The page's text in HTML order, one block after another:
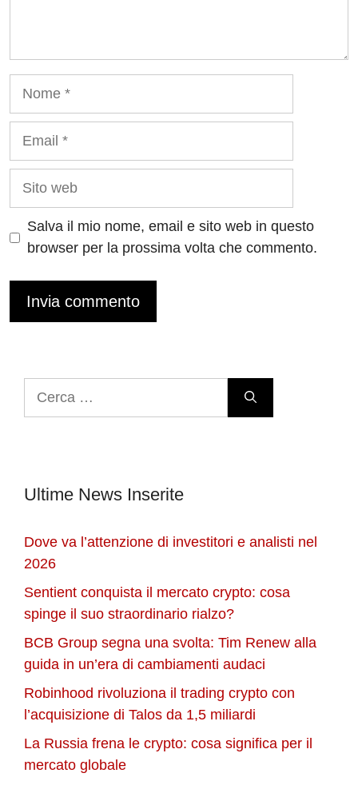
Sito
Salva il mio nome, email e sito web in questo
browser per la prossima volta che commento.
Ultime News Inserite
Dove va l’attenzione di investitori e analisti nel
2026
Sentient conquista il mercato crypto: cosa
spinge il suo straordinario rialzo?
BCB Group segna una svolta: Tim Renew alla
guida in un’era di cambiamenti audaci
Robinhood rivoluziona il trading crypto con
l’acquisizione di Talos da 1,5 miliardi
La Russia frena le crypto: cosa significa per il
mercato globale